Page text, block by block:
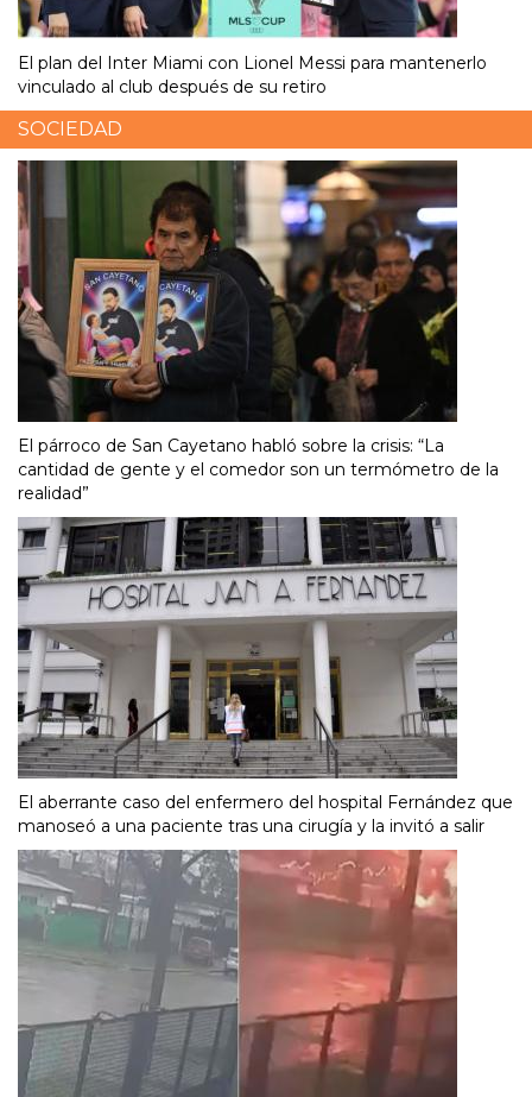
El plan del Inter Miami con Lionel Messi para mantenerlo
vinculado al club después de su retiro
SOCIEDAD
El párroco de San Cayetano habló sobre la crisis: “La
cantidad de gente y el comedor son un termómetro de la
realidad”
El aberrante caso del enfermero del hospital Fernández que
manoseó a una paciente tras una cirugía y la invitó a salir